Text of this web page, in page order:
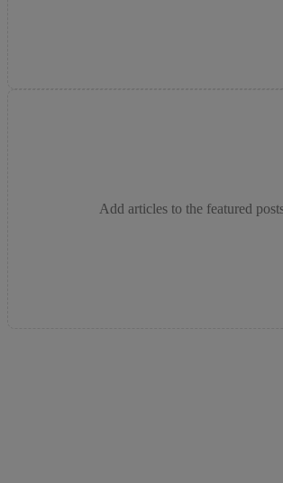
Add articles to the featured